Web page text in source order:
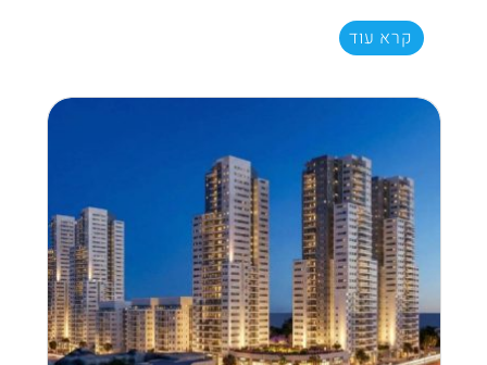
קרא עוד